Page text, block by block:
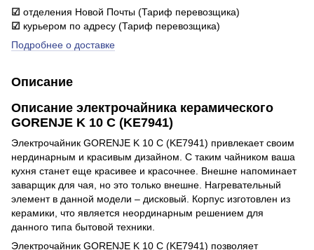
☑ отделения Новой Почты (Тариф перевозщика)
☑ курьером по адресу (Тариф перевозщика)
Подробнее о доставке
Описание
Описание электрочайника керамического
GORENJE K 10 C (KE7941)
Электрочайник GORENJE K 10 C (KE7941) привлекает своим
нердинарным и красивым дизайном. С таким чайником ваша
кухня станет еще красивее и красочнее. Внешне напоминает
заварщик для чая, но это только внешне. Нагревательный
элемент в данной модели – дисковый. Корпус изготовлен из
керамики, что является неординарным решением для
данного типа бытовой техники.
Электрочайник GORENJE K 10 C (KE7941) позволяет